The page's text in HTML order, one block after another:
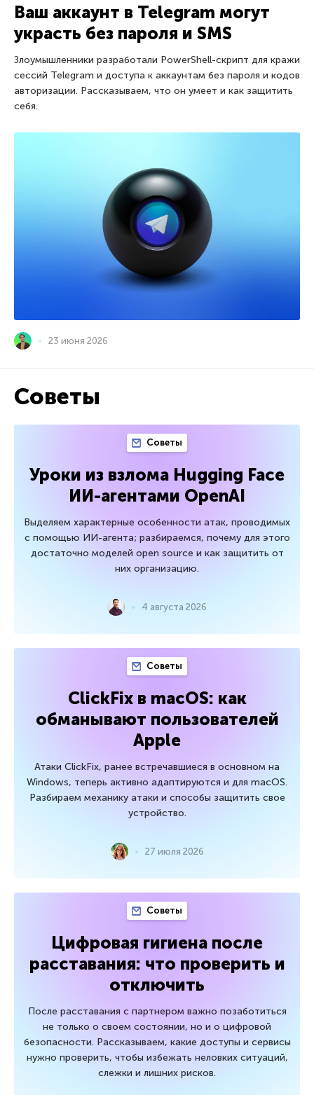
Ваш аккаунт в Telegram могут
украсть без пароля и SMS
Злоумышленники разработали PowerShell-скрипт для кражи
сессий Telegram и доступа к аккаунтам без пароля и кодов
авторизации. Рассказываем, что он умеет и как защитить
себя.
23 июня 2026
Советы
Советы
Уроки из взлома Hugging Face
ИИ-агентами OpenAI
Выделяем характерные особенности атак, проводимых
с помощью ИИ-агента; разбираемся, почему для этого
достаточно моделей open source и как защитить от
них организацию.
4 августа 2026
Советы
ClickFix в macOS: как
обманывают пользователей
Apple
Атаки ClickFix, ранее встречавшиеся в основном на
Windows, теперь активно адаптируются и для macOS.
Разбираем механику атаки и способы защитить свое
устройство.
27 июля 2026
Советы
Цифровая гигиена после
расставания: что проверить и
отключить
После расставания с партнером важно позаботиться
не только о своем состоянии, но и о цифровой
безопасности. Рассказываем, какие доступы и сервисы
нужно проверить, чтобы избежать неловких ситуаций,
слежки и лишних рисков.